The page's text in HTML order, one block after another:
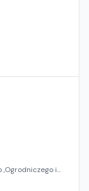
,Ogrodniczego i